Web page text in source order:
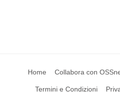
Home Collabora con
Termini e Condizioni